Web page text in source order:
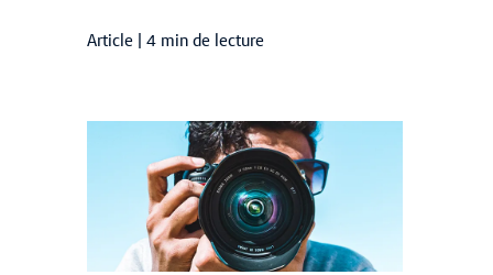
Article 4 min de lecture